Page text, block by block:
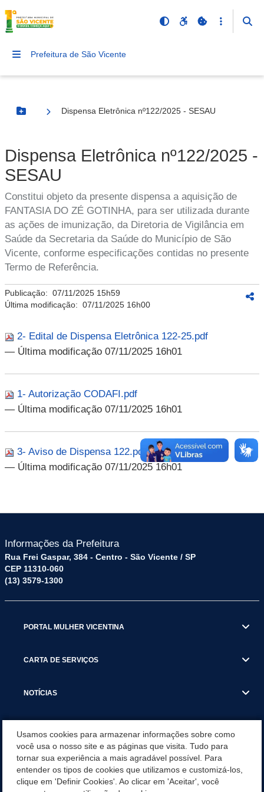
Prefeitura de São Vicente
Botão Menu
Dispensa Eletrônica nº122/2025 - SESAU
Dispensa Eletrônica nº122/2025 -
SESAU
Constitui objeto da presente dispensa a aquisição de
FANTASIA DO ZÉ GOTINHA, para ser utilizada durante
as ações de imunização, da Diretoria de Vigilância em
Saúde da Secretaria da Saúde do Município de São
Vicente, conforme especificações contidas no presente
Termo de Referência.
Publicação: 07/11/2025 15h59
Última modificação: 07/11/2025 16h00
2- Edital de Dispensa Eletrônica 122-25.pdf
— Última modificação 07/11/2025 16h01
1- Autorização CODAFI.pdf
— Última modificação 07/11/2025 16h01
3- Aviso de Dispensa 122.pdf
— Última modificação 07/11/2025 16h01
Informações da Prefeitura
Rua Frei Gaspar, 384 - Centro - São Vicente / SP
CEP 11310-060
(13) 3579-1300
PORTAL MULHER VICENTINA
CARTA DE SERVIÇOS
NOTÍCIAS
VISITE SÃO VICENTE
Usamos cookies para armazenar informações sobre como
você usa o nosso site e as páginas que visita. Tudo para
tornar sua experiência a mais agradável possível. Para
entender os tipos de cookies que utilizamos e customizá-los,
clique em 'Definir Cookies'. Ao clicar em 'Aceitar', você